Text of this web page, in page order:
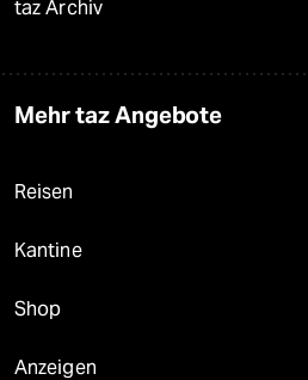
taz Archiv
Mehr taz Angebote
Reisen
Kantine
Shop
Anzeigen